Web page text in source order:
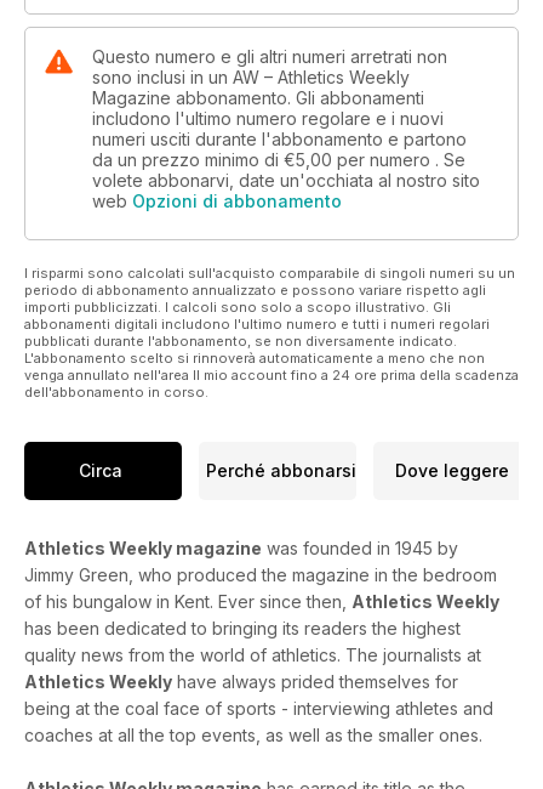
Questo numero e gli altri numeri arretrati non
sono inclusi in un AW – Athletics Weekly
Magazine abbonamento. Gli abbonamenti
includono l'ultimo numero regolare e i nuovi
numeri usciti durante l'abbonamento e partono
da un prezzo minimo di €5,00 per numero . Se
volete abbonarvi, date un'occhiata al nostro sito
web Opzioni di abbonamento
I risparmi sono calcolati sull'acquisto comparabile di singoli numeri su un
periodo di abbonamento annualizzato e possono variare rispetto agli
importi pubblicizzati. I calcoli sono solo a scopo illustrativo. Gli
abbonamenti digitali includono l'ultimo numero e tutti i numeri regolari
pubblicati durante l'abbonamento, se non diversamente indicato.
L'abbonamento scelto si rinnoverà automaticamente a meno che non
venga annullato nell'area Il mio account fino a 24 ore prima della scadenza
dell'abbonamento in corso.
Circa Perché abbonarsi Dove leggere
Athletics Weekly magazine was founded in 1945 by
Jimmy Green, who produced the magazine in the bedroom
of his bungalow in Kent. Ever since then, Athletics Weekly
has been dedicated to bringing its readers the highest
quality news from the world of athletics. The journalists at
Athletics Weekly have always prided themselves for
being at the coal face of sports - interviewing athletes and
coaches at all the top events, as well as the smaller ones.